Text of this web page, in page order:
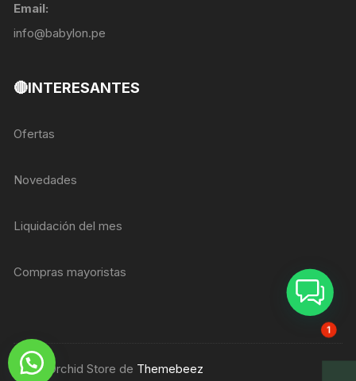
Email:
info@babylon.pe
🔴INTERESANTES
Ofertas
Novedades
Liquidación del mes
Compras mayoristas
Tema Orchid Store de Themebeez
1